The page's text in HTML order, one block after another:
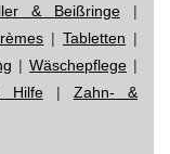
& Beißringe|
|Tabletten |
| Wäschepflege |
Hilfe| Zahn- &